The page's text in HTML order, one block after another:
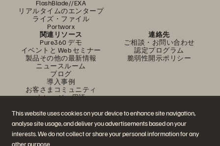
This website uses cookies on your device to enhance site navigation,
analyse site usage, and deliver you advertisements based on your
interests. We do not collect or share your personal information for any
other purpose.
FlashBlade//EXA
リアルタイムのエンタープ
ライズ・ファイル
Portworx
関連リソース
Pure360 デモ
イベントと Web セミナー
製品その他の最新情報
ニュースルーム
ブログ
導入事例
お客さまコミュニティ
ナレッジ・用語
連絡先
ご相談・お問い合わせ
認定プログラム
脆弱性開示ポリシー
公式 SNS
是非フォローをお願いします！